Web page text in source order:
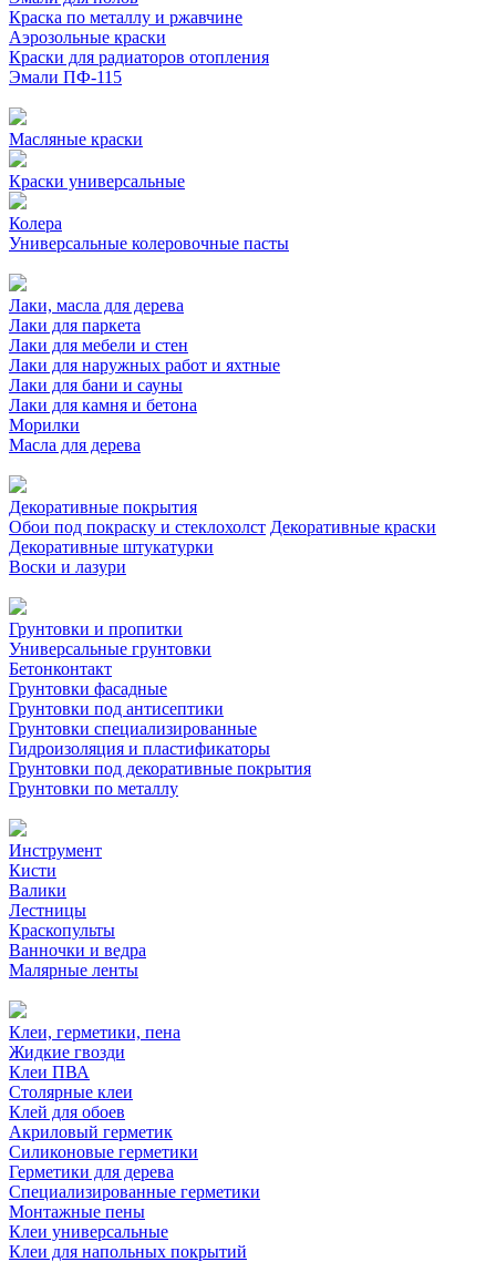
Краска по металлу и ржавчине
Аэрозольные краски
Краски для радиаторов отопления
Эмали ПФ-115
Масляные краски
Краски универсальные
Колера
Универсальные колеровочные пасты
Лаки, масла для дерева
Лаки для паркета
Лаки для мебели и стен
Лаки для наружных работ и яхтные
Лаки для бани и сауны
Лаки для камня и бетона
Морилки
Масла для дерева
Декоративные покрытия
Обои под покраску и стеклохолст Декоративные краски
Декоративные штукатурки
Воски и лазури
Грунтовки и пропитки
Универсальные грунтовки
Бетонконтакт
Грунтовки фасадные
Грунтовки под антисептики
Грунтовки специализированные
Гидроизоляция и пластификаторы
Грунтовки под декоративные покрытия
Грунтовки по металлу
Инструмент
Кисти
Валики
Лестницы
Краскопульты
Ванночки и ведра
Малярные ленты
Клеи, герметики, пена
Жидкие гвозди
Клеи ПВА
Столярные клеи
Клей для обоев
Акриловый герметик
Силиконовые герметики
Герметики для дерева
Специализированные герметики
Монтажные пены
Клеи универсальные
Клеи для напольных покрытий